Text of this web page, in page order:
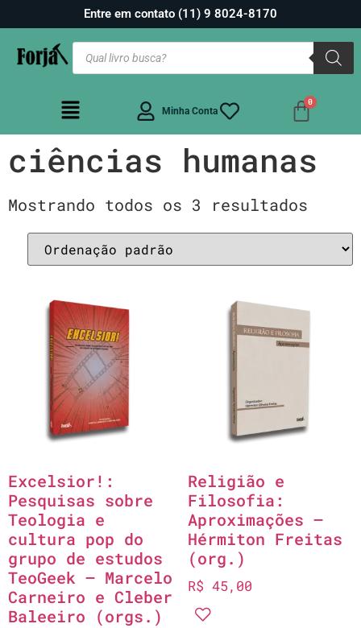
Entre em contato (11) 9 8024-8170
Minha Conta
ciências humanas
Mostrando todos os 3 resultados
Excelsior!:
Pesquisas sobre
Teologia e
cultura pop do
grupo de estudos
TeoGeek – Marcelo
Carneiro e Cleber
Baleeiro (orgs.)
Religião e
Filosofia:
Aproximações –
Hérmiton Freitas
(org.)
R$ 45,00